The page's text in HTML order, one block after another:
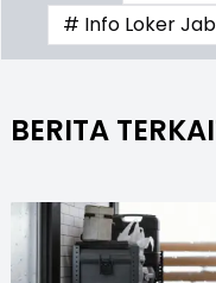
# Info Loker
BERITA